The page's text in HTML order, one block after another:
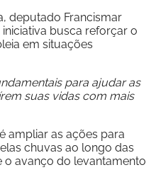
deputado Francismar
iniciativa busca reforçar o
em situações
para ajudar as
suas vidas com mais
ampliar as ações para
chuvas ao longo das
o avanço do levantamento